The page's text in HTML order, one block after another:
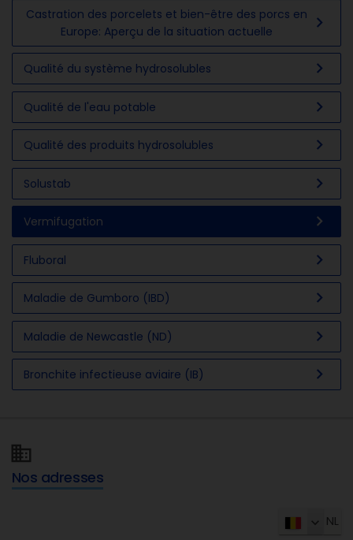
Castration des porcelets et bien-être des porcs en
Europe: Aperçu de la situation actuelle
chevron_right
Qualité du système hydrosolubles chevron_right
Qualité de l'eau potable chevron_right
Qualité des produits hydrosolubles chevron_right
Solustab chevron_right
Vermifugation chevron_right
Fluboral chevron_right
Maladie de Gumboro (IBD) chevron_right
Maladie de Newcastle (ND) chevron_right
Bronchite infectieuse aviaire (IB) chevron_right
Nos adresses
NL